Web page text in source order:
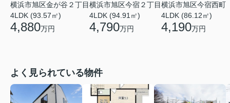
横浜市旭区金が谷２丁目
4LDK (93.57㎡)
4,880万円
横浜市旭区今宿２丁目
4LDK (94.91㎡)
4,790万円
横浜市旭区今宿西町
4LDK (86.12㎡)
4,190万円
よく見られている物件